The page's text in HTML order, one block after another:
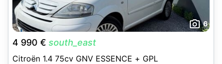
6
4 990 € south_east
Citroën 1.4 75cv GNV ESSENCE + GPL